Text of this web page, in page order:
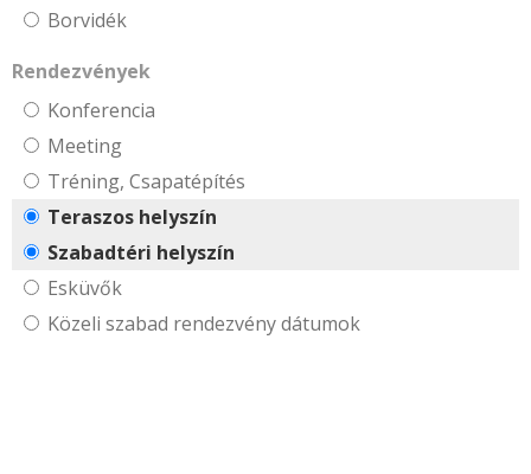
Borvidék
Rendezvények
Konferencia
Meeting
Tréning, Csapatépítés
Teraszos helyszín
Szabadtéri helyszín
Esküvők
Közeli szabad rendezvény dátumok